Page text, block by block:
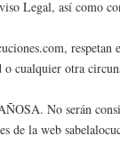
Legal, así como
cualquier otra
No serán
de la web